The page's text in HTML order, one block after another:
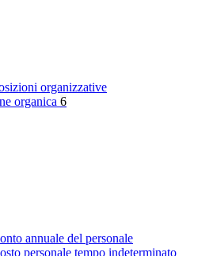
organizzative
organica 6
annuale del personale
personale tempo indeterminato